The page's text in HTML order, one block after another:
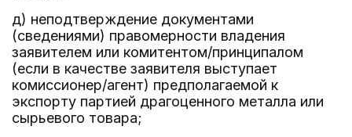
д) неподтверждение документами
(сведениями) правомерности владения
заявителем или комитентом/принципалом
(если в качестве заявителя выступает
комиссионер/агент) предполагаемой к
экспорту партией драгоценного металла или
сырьевого товара;